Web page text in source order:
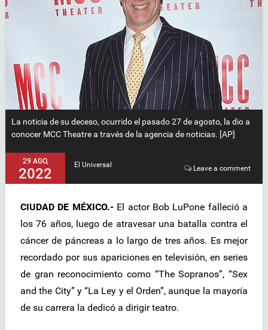
La noticia de su deceso, ocurrido el pasado 27 de agosto, la dio a
conocer MCC Theatre a través de la agencia de noticias. [AP]
29 AGO,
2022
El Universal Leave a comment
CIUDAD DE MÉXICO.- El actor Bob LuPone falleció a
los 76 años, luego de atravesar una batalla contra el
cáncer de páncreas a lo largo de tres años. Es mejor
recordado por sus apariciones en televisión, en series
de gran reconocimiento como “The Sopranos”, “Sex
and the City” y “La Ley y el Orden”, aunque la mayoría
de su carrera la dedicó a dirigir teatro.